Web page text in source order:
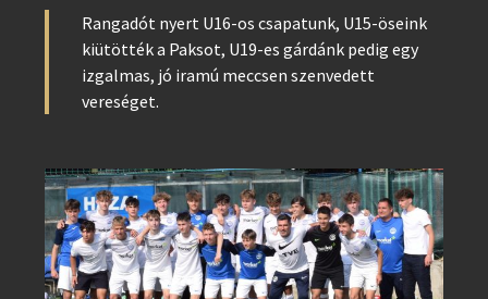
Rangadót nyert U16-os csapatunk, U15-öseink
kiütötték a Paksot, U19-es gárdánk pedig egy
izgalmas, jó iramú meccsen szenvedett
vereséget.